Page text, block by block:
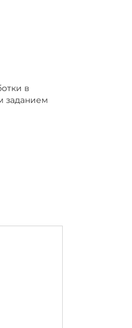
в
заданием